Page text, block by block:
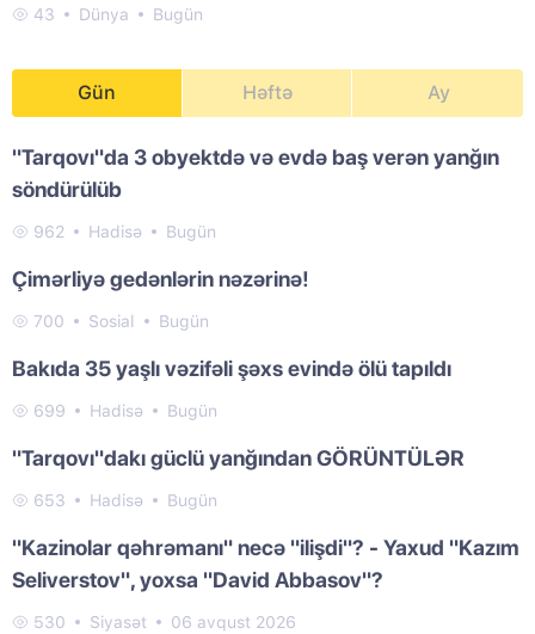
43 Dünya Bugün
Gün Həftə Ay
"Tarqovı"da 3 obyektdə və evdə baş verən yanğın
söndürülüb
962 Hadisə Bugün
Çimərliyə gedənlərin nəzərinə!
700 Sosial Bugün
Bakıda 35 yaşlı vəzifəli şəxs evində ölü tapıldı
699 Hadisə Bugün
"Tarqovı"dakı güclü yanğından GÖRÜNTÜLƏR
653 Hadisə Bugün
"Kazinolar qəhrəmanı" necə "ilişdi"? - Yaxud "Kazım
Seliverstov", yoxsa "David Abbasov"?
530 Siyasət 06 avqust 2026